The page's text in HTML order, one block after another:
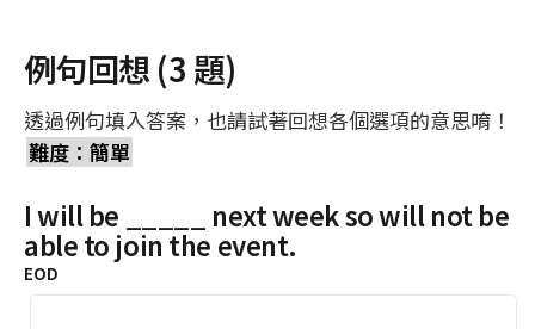
例句回想 (3 題)
透過例句填入答案，也請試著回想各個選項的意思唷！
難度：簡單
I will be _____ next week so will not be
able to join the event.
EOD